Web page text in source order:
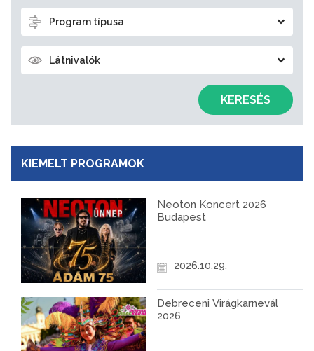
Program típusa
Látnivalók
KERESÉS
KIEMELT PROGRAMOK
Neoton Koncert 2026
Budapest
2026.10.29.
Debreceni Virágkarnevál
2026